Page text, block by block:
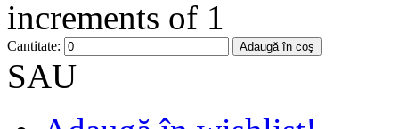
increments of 1
Cantitate: Adaugă în coş
SAU